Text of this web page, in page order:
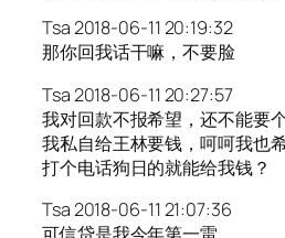
Tsa 2018-06-11 20:19:32
那你回我话干嘛，不要脸
Tsa 2018-06-11 20:27:57
我对回款不报希望，还不能要
我私自给王林要钱，呵呵我也
打个电话狗日的就能给我钱？
Tsa 2018-06-11 21:07:36